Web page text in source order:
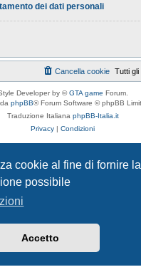
cookie al fine di fornire la
possibile
Accetto
dei dati personali
Tutti
Cancella cookie
Developer by ©GTA game Forum.
phpBB® Forum Software © phpBB
Traduzione Italiana phpBB-Italia.it
Privacy | Condizioni